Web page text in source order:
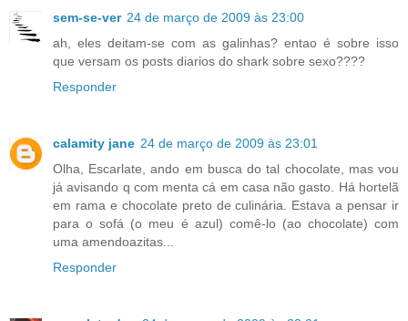
sem-se-ver 24 de março de 2009 às 23:00
ah, eles deitam-se com as galinhas? entao é sobre isso
que versam os posts diarios do shark sobre sexo????
Responder
calamity jane 24 de março de 2009 às 23:01
Olha, Escarlate, ando em busca do tal chocolate, mas vou
já avisando q com menta cá em casa não gasto. Há hortelã
em rama e chocolate preto de culinária. Estava a pensar ir
para o sofá (o meu é azul) comê-lo (ao chocolate) com
uma amendoazitas...
Responder